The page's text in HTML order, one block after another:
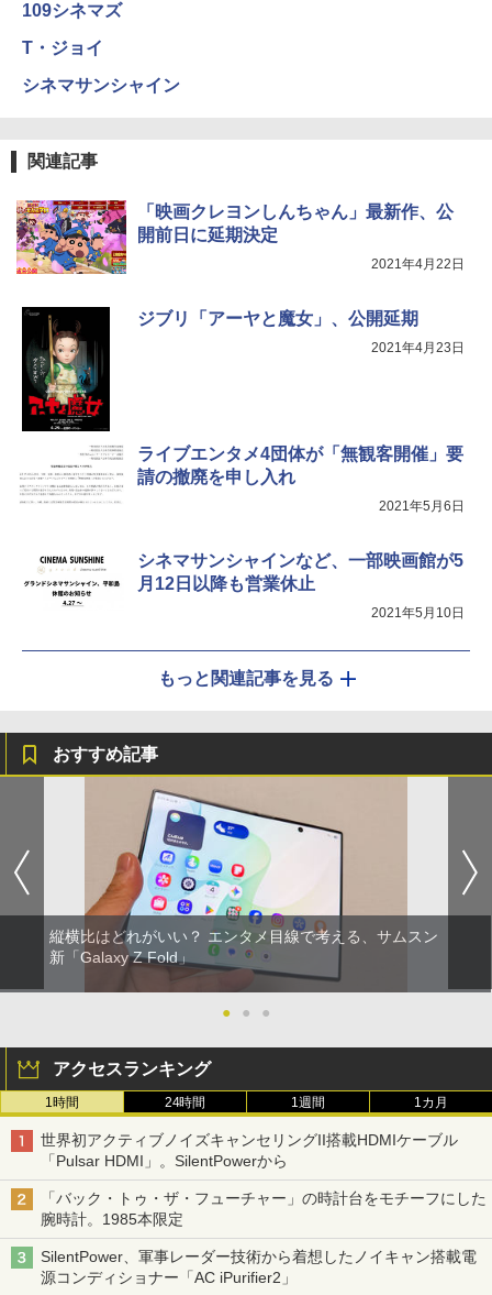
109シネマズ
T・ジョイ
シネマサンシャイン
関連記事
「映画クレヨンしんちゃん」最新作、公
開前日に延期決定
2021年4月22日
ジブリ「アーヤと魔女」、公開延期
2021年4月23日
ライブエンタメ4団体が「無観客開催」要
請の撤廃を申し入れ
2021年5月6日
シネマサンシャインなど、一部映画館が5
月12日以降も営業休止
2021年5月10日
もっと関連記事を見る
おすすめ記事
縦横比はどれがいい？ エンタメ目線で考える、サムスン
新「Galaxy Z Fold」
● ● ●
アクセスランキング
1時間 24時間 1週間 1カ月
世界初アクティブノイズキャンセリングII搭載HDMIケーブル
「Pulsar HDMI」。SilentPowerから
「バック・トゥ・ザ・フューチャー」の時計台をモチーフにした
腕時計。1985本限定
SilentPower、軍事レーダー技術から着想したノイキャン搭載電
源コンディショナー「AC iPurifier2」